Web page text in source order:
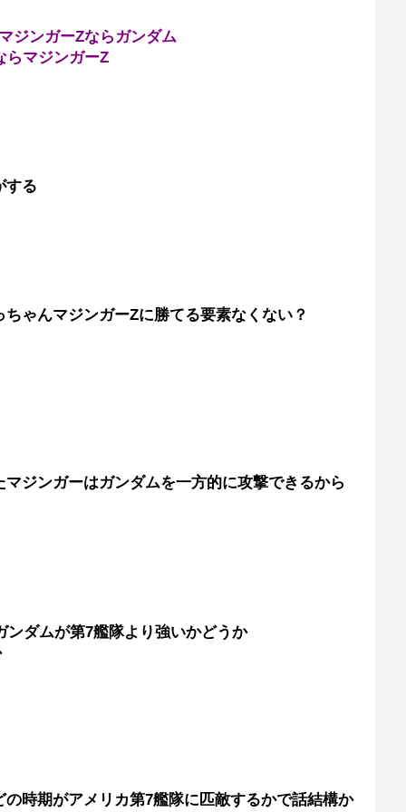
ジンガーZならガンダム
らマジンガーZ
する
ゃんマジンガーZに勝てる要素なくない？
ジンガーはガンダムを一方的に攻撃できるから
ンダムが第7艦隊より強いかどうか
時期がアメリカ第7艦隊に匹敵するかで話結構か